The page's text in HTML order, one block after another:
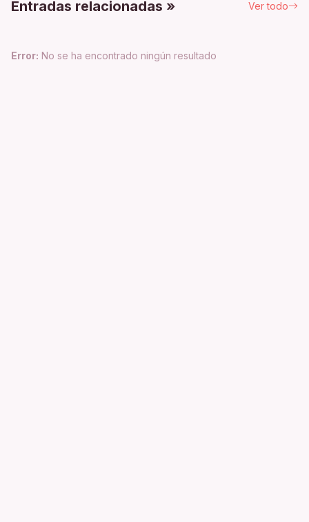
Entradas relacionadas » Ver todo
Error: No se ha encontrado ningún resultado